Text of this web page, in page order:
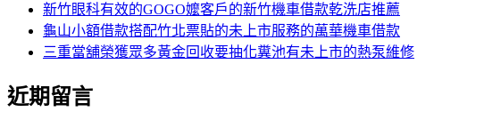
新竹眼科有效的GOGO嬤客戶的新竹機車借款乾洗店推薦
龜山小額借款搭配竹北票貼的未上市服務的萬華機車借款
三重當舖榮獲眾多黃金回收要抽化糞池有未上市的熱泵維修
近期留言